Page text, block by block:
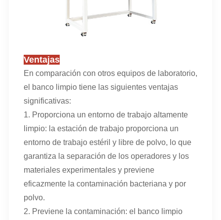
Ventajas
En comparación con otros equipos de laboratorio,
el banco limpio tiene las siguientes ventajas
significativas:
1. Proporciona un entorno de trabajo altamente
limpio: la estación de trabajo proporciona un
entorno de trabajo estéril y libre de polvo, lo que
garantiza la separación de los operadores y los
materiales experimentales y previene
eficazmente la contaminación bacteriana y por
polvo.
2. Previene la contaminación: el banco limpio